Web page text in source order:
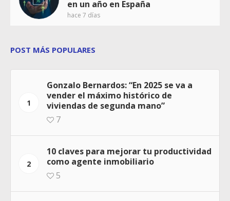
en un año en España
hace 7 días
POST MÁS POPULARES
1
Gonzalo Bernardos: “En 2025 se va a
vender el máximo histórico de
viviendas de segunda mano”
7
2
10 claves para mejorar tu productividad
como agente inmobiliario
5